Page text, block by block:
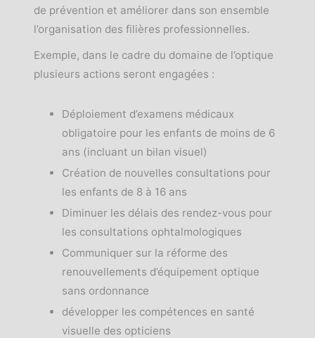
de prévention et améliorer dans son ensemble
l’organisation des filières professionnelles.
Exemple, dans le cadre du domaine de l’optique
plusieurs actions seront engagées :
Déploiement d’examens médicaux
obligatoire pour les enfants de moins de 6
ans (incluant un bilan visuel)
Création de nouvelles consultations pour
les enfants de 8 à 16 ans
Diminuer les délais des rendez-vous pour
les consultations ophtalmologiques
Communiquer sur la réforme des
renouvellements d’équipement optique
sans ordonnance
développer les compétences en santé
visuelle des opticiens